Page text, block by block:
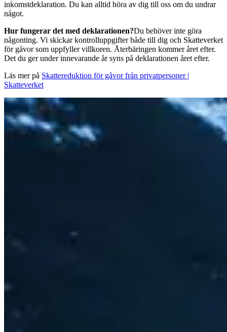
inkomstdeklaration. Du kan alltid höra av dig till oss om du undrar
något.
Hur fungerar det med deklarationen?Du behöver inte göra
någonting. Vi skickar kontrolluppgifter både till dig och Skatteverket
för gåvor som uppfyller villkoren. Återbäringen kommer året efter.
Det du ger under innevarande år syns på deklarationen året efter.
Läs mer på Skattereduktion för gåvor från privatpersoner |
Skatteverket